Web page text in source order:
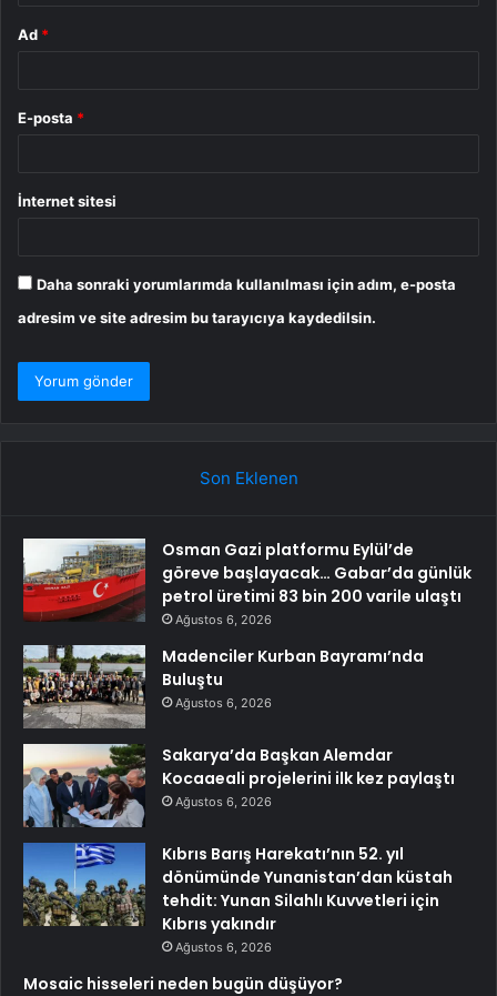
Ad *
E-posta *
İnternet sitesi
Daha sonraki yorumlarımda kullanılması için adım, e-posta
adresim ve site adresim bu tarayıcıya kaydedilsin.
Son Eklenen
Osman Gazi platformu Eylül’de
göreve başlayacak… Gabar’da günlük
petrol üretimi 83 bin 200 varile ulaştı
Ağustos 6, 2026
Madenciler Kurban Bayramı’nda
Buluştu
Ağustos 6, 2026
Sakarya’da Başkan Alemdar
Kocaaeali projelerini ilk kez paylaştı
Ağustos 6, 2026
Kıbrıs Barış Harekatı’nın 52. yıl
dönümünde Yunanistan’dan küstah
tehdit: Yunan Silahlı Kuvvetleri için
Kıbrıs yakındır
Ağustos 6, 2026
Mosaic hisseleri neden bugün düşüyor?